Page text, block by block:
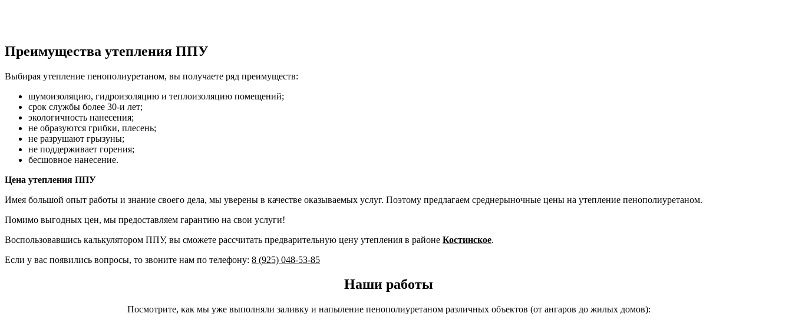
Преимущества утепления ППУ
Выбирая утепление пенополиуретаном, вы получаете ряд преимуществ:
шумоизоляцию, гидроизоляцию и теплоизоляцию помещений;
срок службы более 30-и лет;
экологичность нанесения;
не образуются грибки, плесень;
не разрушают грызуны;
не поддерживает горения;
бесшовное нанесение.
Цена утепления ППУ
Имея большой опыт работы и знание своего дела, мы уверены в качестве оказываемых услуг. Поэтому предлагаем среднерыночные цены на утепление пенополиуретаном.
Помимо выгодных цен, мы предоставляем гарантию на свои услуги!
Воспользовавшись калькулятором ППУ, вы сможете рассчитать предварительную цену утепления в районе Костинское.
Если у вас появились вопросы, то звоните нам по телефону: 8 (925) 048-53-85
Наши работы
Посмотрите, как мы уже выполняли заливку и напыление пенополиуретаном различных объектов (от ангаров до жилых домов):